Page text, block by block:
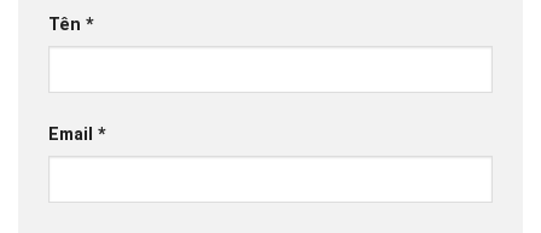
Tên *
Email *